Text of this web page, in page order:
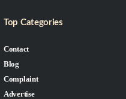
Top Categories
Contact
Blog
Complaint
Advertise